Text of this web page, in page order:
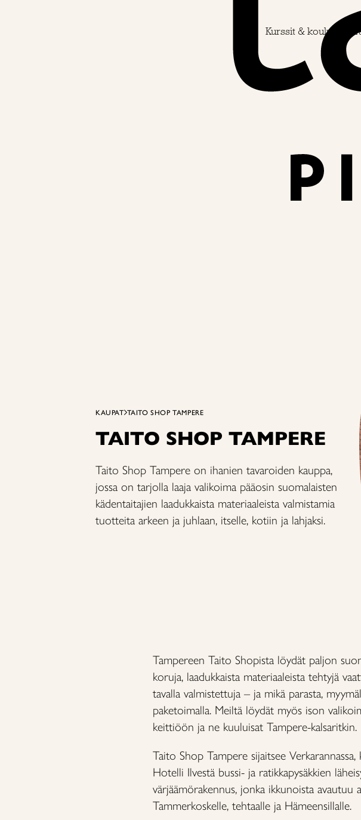
Kurssit & koulutus
KAUPAT TAITO SHOP TAMPERE
TAITO SHOP TAMPERE
Taito Shop Tampere on ihanien tavaroiden kauppa,
jossa on tarjolla laaja valikoima pääosin suomalaisten
kädentaitajien laadukkaista materiaaleista valmistamia
tuotteita arkeen ja juhlaan, itselle, kotiin ja lahjaksi.
Tampereen Taito Shopista löydät paljon
koruja, laadukkaista materiaaleista tehtyjä
tavalla valmistettuja – ja mikä parasta,
paketoimalla. Meiltä löydät myös ison
keittiöön ja ne kuuluisat Tampere-kalsaritkin.
Taito Shop Tampere sijaitsee Verkarannassa,
Hotelli Ilvestä bussi- ja ratikkapysäkkien
värjäämörakennus, jonka ikkunoista
Tammerkoskelle, tehtaalle ja Hämeensillalle.